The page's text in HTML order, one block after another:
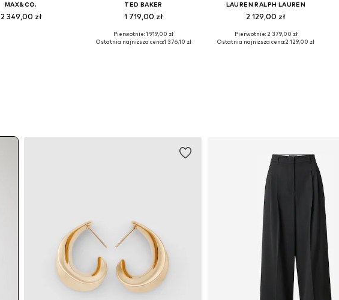
MAX&CO.
2 349,00 zł
TED BAKER
1 719,00 zł
Dostępne rozmiary: XS, S, M, L, XL
Pierwotnie: 1 919,00 zł
Ostatnia najniższa cena:1 376,10 zł
LAUREN RALPH LAUREN
2 129,00 zł
Dostępne w różnych rozmiarach
Pierwotnie: 2 379,00 zł
Ostatnia najniższa cena:2 129,00 zł